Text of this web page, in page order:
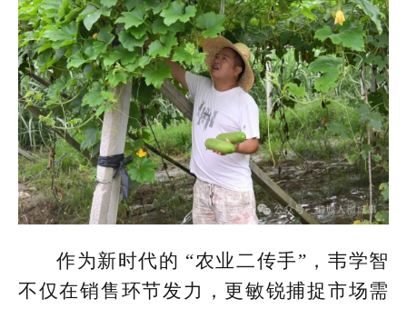
作为新时代的 “农业二传手”，韦学智
不仅在销售环节发力，更敏锐捕捉市场需